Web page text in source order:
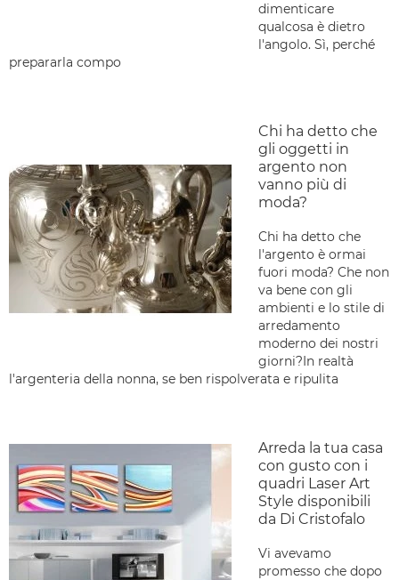
dimenticare
qualcosa è dietro
l'angolo. Sì, perché
prepararla compo
Chi ha detto che
gli oggetti in
argento non
vanno più di
moda?
Chi ha detto che
l'argento è ormai
fuori moda? Che non
va bene con gli
ambienti e lo stile di
arredamento
moderno dei nostri
giorni?In realtà
l'argenteria della nonna, se ben rispolverata e ripulita
Arreda la tua casa
con gusto con i
quadri Laser Art
Style disponibili
da Di Cristofalo
Vi avevamo
promesso che dopo